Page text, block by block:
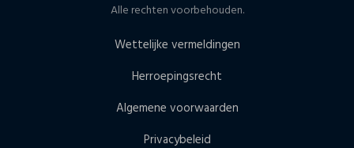
Alle rechten voorbehouden.
Wettelijke vermeldingen
Herroepingsrecht
Algemene voorwaarden
Privacybeleid